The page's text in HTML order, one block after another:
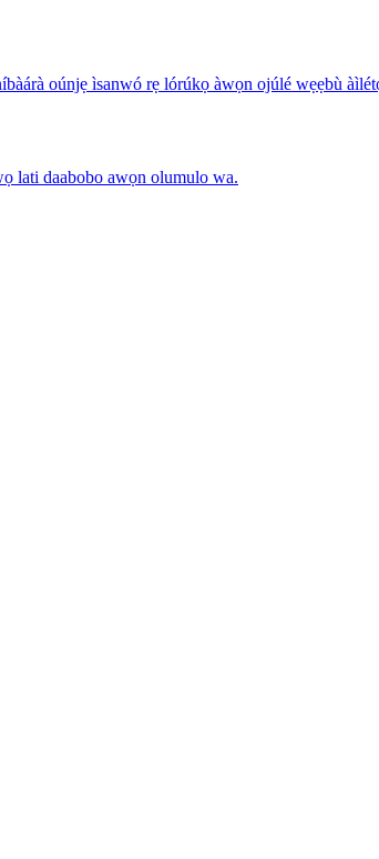
oúnjẹ ìsanwó rẹ lórúkọ àwọn ojúlé wẹẹbù
lati daabobo awọn olumulo wa.